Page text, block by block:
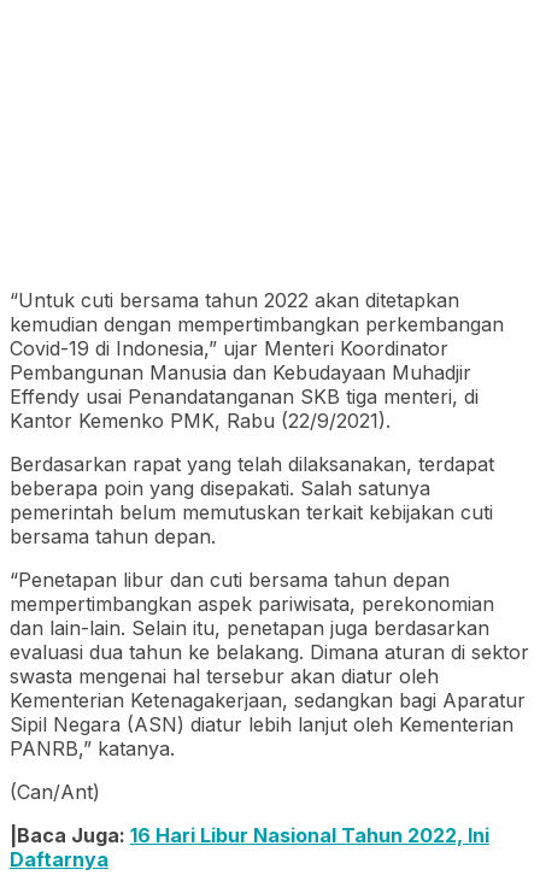
“Untuk cuti bersama tahun 2022 akan ditetapkan
kemudian dengan mempertimbangkan perkembangan
Covid-19 di Indonesia,” ujar Menteri Koordinator
Pembangunan Manusia dan Kebudayaan Muhadjir
Effendy usai Penandatanganan SKB tiga menteri, di
Kantor Kemenko PMK, Rabu (22/9/2021).
Berdasarkan rapat yang telah dilaksanakan, terdapat
beberapa poin yang disepakati. Salah satunya
pemerintah belum memutuskan terkait kebijakan cuti
bersama tahun depan.
“Penetapan libur dan cuti bersama tahun depan
mempertimbangkan aspek pariwisata, perekonomian
dan lain-lain. Selain itu, penetapan juga berdasarkan
evaluasi dua tahun ke belakang. Dimana aturan di sektor
swasta mengenai hal tersebur akan diatur oleh
Kementerian Ketenagakerjaan, sedangkan bagi Aparatur
Sipil Negara (ASN) diatur lebih lanjut oleh Kementerian
PANRB,” katanya.
(Can/Ant)
|Baca Juga: 16 Hari Libur Nasional Tahun 2022, Ini
Daftarnya